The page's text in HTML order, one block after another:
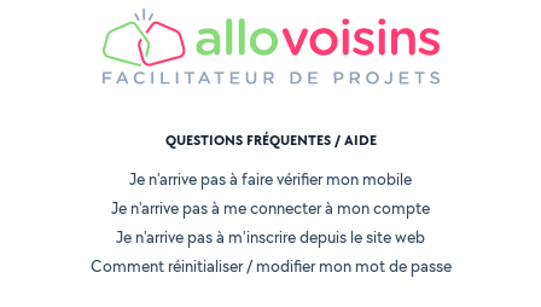
QUESTIONS FRÉQUENTES / AIDE
Je n'arrive pas à faire vérifier mon mobile
Je n'arrive pas à me connecter à mon compte
Je n'arrive pas à m'inscrire depuis le site web
Comment réinitialiser / modifier mon mot de passe